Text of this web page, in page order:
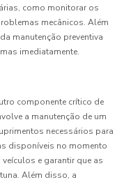
como monitorar os
mecânicos. Além
manutenção preventiva
imediatamente.
componente crítico de
a manutenção de um
necessários para
disponíveis no momento
e garantir que as
Além disso, a